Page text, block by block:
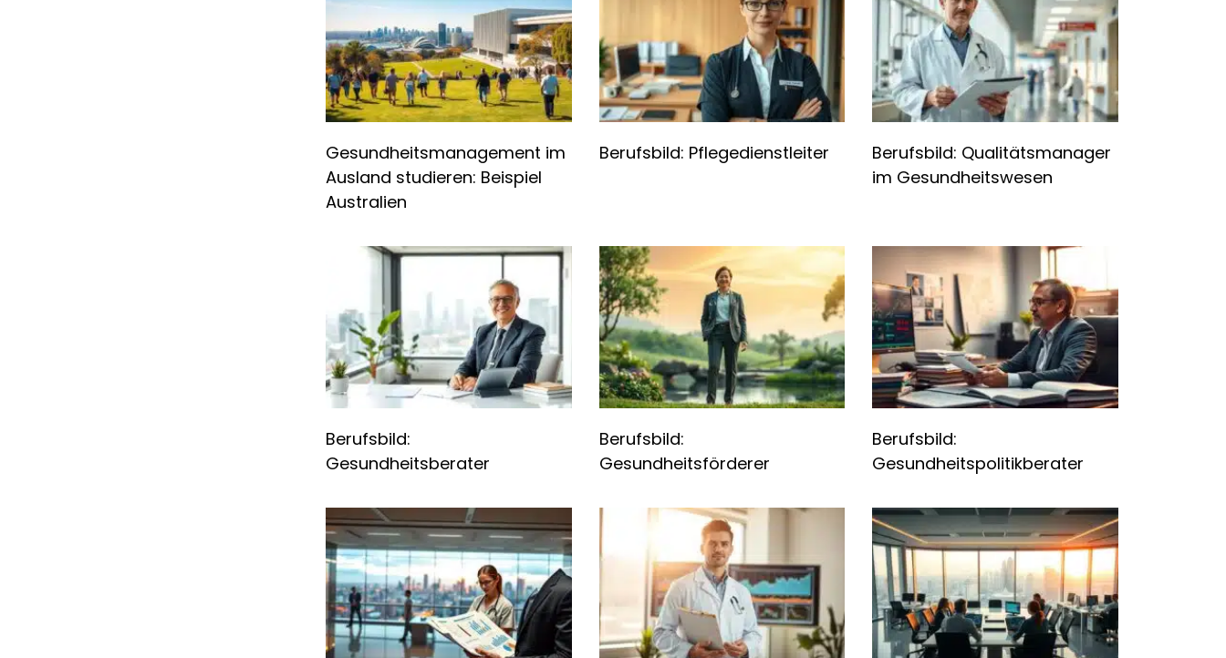
Gesundheitsmanagement im
Ausland studieren: Beispiel
Australien
Berufsbild: Pflegedienstleiter
Berufsbild: Qualitätsmanager
im Gesundheitswesen
Berufsbild:
Gesundheitsberater
Berufsbild:
Gesundheitsförderer
Berufsbild:
Gesundheitspolitikberater